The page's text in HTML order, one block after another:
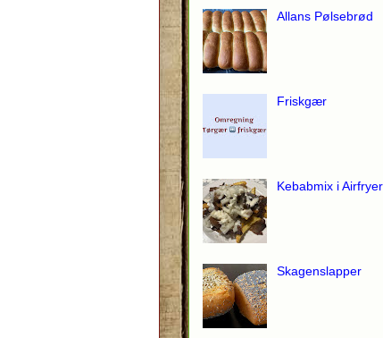
Allans Pølsebrød
Friskgær
Kebabmix i Airfryer
Skagenslapper